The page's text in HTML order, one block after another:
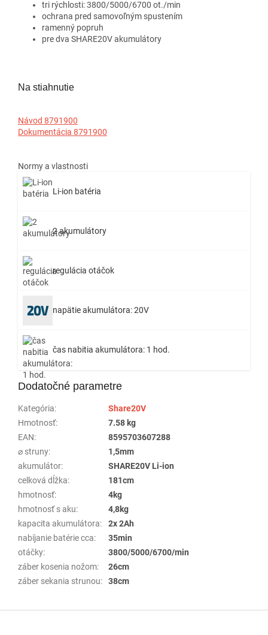
tri rýchlosti: 3800/5000/6700 ot./min
ochrana pred samovoľným spustením
ramenný popruh
pre dva SHARE20V akumulátory
Na stiahnutie
Návod 8791900
Dokumentácia 8791900
Normy a vlastnosti
Li-ion batéria
2 akumulátory
regulácia otáčok
napätie akumulátora: 20V
čas nabitia akumulátora: 1 hod.
Dodatočné parametre
Kategória:
Share20V
Hmotnosť:
7.58 kg
EAN:
8595703607288
⌀ struny:
1,5mm
akumulátor:
SHARE20V Li-ion
celková dĺžka:
181cm
hmotnosť:
4kg
hmotnosť s aku:
4,8kg
kapacita akumulátora:
2x 2Ah
nabíjanie batérie cca:
35min
otáčky:
3800/5000/6700/min
záber kosenia nožom:
26cm
záber sekania strunou: 38cm